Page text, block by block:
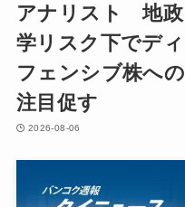
アナリスト 地政
学リスク下でディ
フェンシブ株への
注目促す
2026-08-06